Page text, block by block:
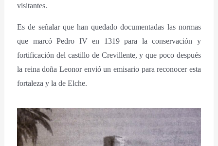
visitantes.
Es de señalar que han quedado documentadas las normas
que marcó Pedro IV en 1319 para la conservación y
fortificación del castillo de Crevillente, y que poco después
la reina doña Leonor envió un emisario para reconocer esta
fortaleza y la de Elche.